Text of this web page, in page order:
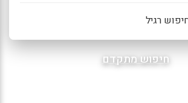
רגיל
חיפוש מתקדם